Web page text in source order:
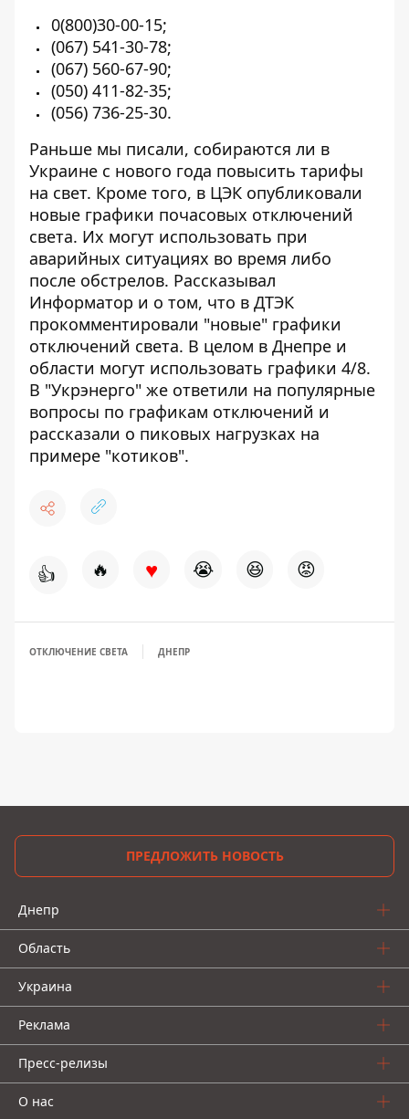
0(800)30-00-15;
(067) 541-30-78;
(067) 560-67-90;
(050) 411-82-35;
(056) 736-25-30.
Раньше мы писали, собираются ли в
Украине с нового года повысить тарифы
на свет. Кроме того, в ЦЭК опубликовали
новые графики почасовых отключений
света. Их могут использовать при
аварийных ситуациях во время либо
после обстрелов. Рассказывал
Информатор и о том, что в ДТЭК
прокомментировали "новые" графики
отключений света. В целом в Днепре и
области могут использовать графики 4/8.
В "Укрэнерго" же ответили на популярные
вопросы по графикам отключений и
рассказали о пиковых нагрузках на
примере "котиков".
👍 🔥 ♥ 😭 😆 😡
ОТКЛЮЧЕНИЕ СВЕТА ДНЕПР
ПРЕДЛОЖИТЬ НОВОСТЬ
Днепр
Область
Украина
Реклама
Пресс-релизы
О нас